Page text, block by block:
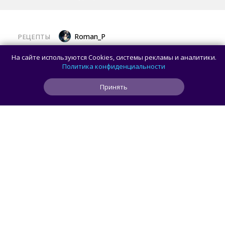
РЕЦЕПТЫ Roman_P
Готовим баклажаны с помидорами
и сыром в духовке
На сайте используются Cookies, системы рекламы и аналитики.
Политика конфиденциальности
Принять